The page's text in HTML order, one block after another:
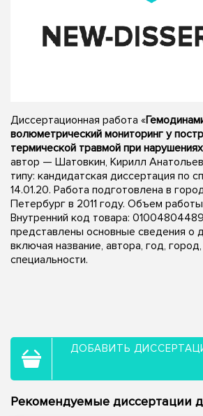
Диссертационная работа «
волюметрический мониторинг у
термической травмой при
автор — Шатовкин, Кирилл
типу: кандидатская диссертация по
14.01.20. Работа подготовлена в
Петербург в 2011 году. Объем
Внутренний код товара:
представлены основные сведения о
включая название, автора, год,
специальности.
ДОБАВИТЬ
Рекомендуемые диссертации